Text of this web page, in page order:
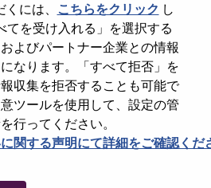
には、
こちらをクリック し
てを受け入れる」を選択する
よびパートナー企業との情報
なります。「すべて拒否」を
収集を拒否することも可能で
ツールを使用して、設定の管
行ってください。
関する声明にて詳細をご確認くだ
トするためにリンクを
ください